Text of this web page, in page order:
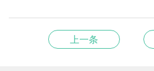
上一条